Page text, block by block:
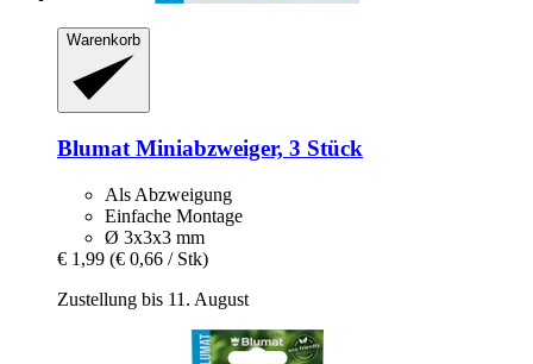
Warenkorb
Blumat Miniabzweiger, 3 Stück
Als Abzweigung
Einfache Montage
Ø 3x3x3 mm
€ 1,99 (€ 0,66 / Stk)
Zustellung bis 11. August